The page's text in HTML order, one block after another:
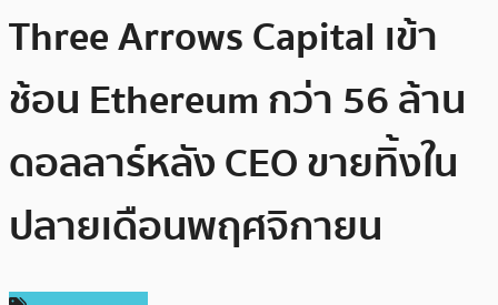
Three Arrows Capital เข้า
ช้อน Ethereum กว่า 56 ล้าน
ดอลลาร์หลัง CEO ขายทิ้งใน
ปลายเดือนพฤศจิกายน